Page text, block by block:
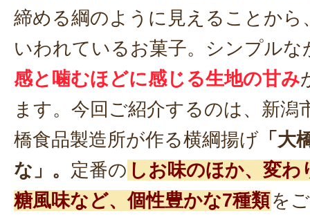
締める綱のように見えることから
いわれているお菓子。シンプルな
感と噛むほどに感じる生地の甘み
ます。今回ご紹介するのは、新潟
橋食品製造所が作る横綱揚げ 「大
な」。 定番の しお味のほか、変わ
糖風味など、個性豊かな7種類を